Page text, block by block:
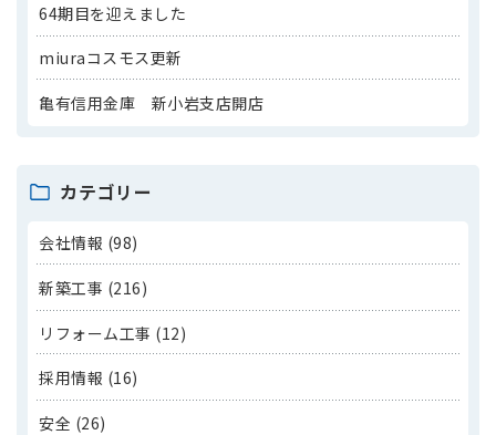
64期目を迎えました
miuraコスモス更新
亀有信用金庫 新小岩支店開店
カテゴリー
会社情報 (98)
新築工事 (216)
リフォーム工事 (12)
採用情報 (16)
安全 (26)